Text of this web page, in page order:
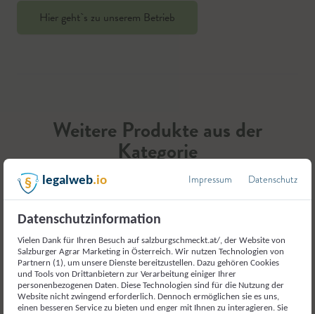
Hier geht`s zu unserem Betrieb
Weitere Produkte aus der
Kategorie
Fleisch und Fleischerzeugnisse
legalweb.io Impressum Datenschutz
Datenschutzinformation
Vielen Dank für Ihren Besuch auf salzburgschmeckt.at/, der Website von
Salzburger Agrar Marketing in Österreich. Wir nutzen Technologien von
Partnern (1), um unsere Dienste bereitzustellen. Dazu gehören Cookies
und Tools von Drittanbietern zur Verarbeitung einiger Ihrer
personenbezogenen Daten. Diese Technologien sind für die Nutzung der
Website nicht zwingend erforderlich. Dennoch ermöglichen sie es uns,
einen besseren Service zu bieten und enger mit Ihnen zu interagieren. Sie